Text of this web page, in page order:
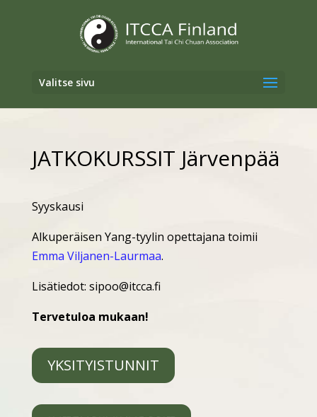
Valitse sivu
JATKOKURSSIT Järvenpää
Syyskausi
Alkuperäisen Yang-tyylin opettajana toimii
Emma Viljanen-Laurmaa.
Lisätiedot: sipoo@itcca.fi
Tervetuloa mukaan!
YKSITYISTUNNIT